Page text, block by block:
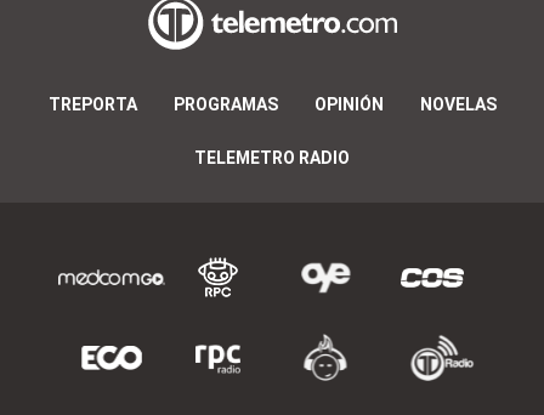
TREPORTA PROGRAMAS OPINIÓN NOVELAS
TELEMETRO RADIO